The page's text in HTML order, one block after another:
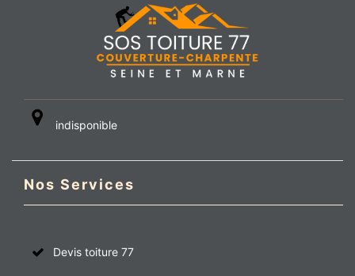
indisponible
Nos Services
Devis toiture 77